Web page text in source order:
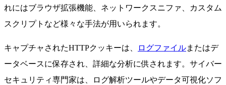
れにはブラウザ拡張機能、ネットワークスニファ、カスタム
スクリプトなど様々な手法が用いられます。
キャプチャされたHTTPクッキーは、 ログファイルまたはデ
ータベースに保存され、詳細な分析に供されます。サイバー
セキュリティ専門家は、ログ解析ツールやデータ可視化ソフ